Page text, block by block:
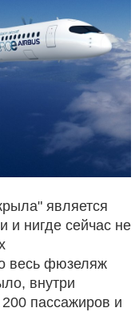
является
и нигде сейчас не
весь фюзеляж
внутри
200 пассажиров и